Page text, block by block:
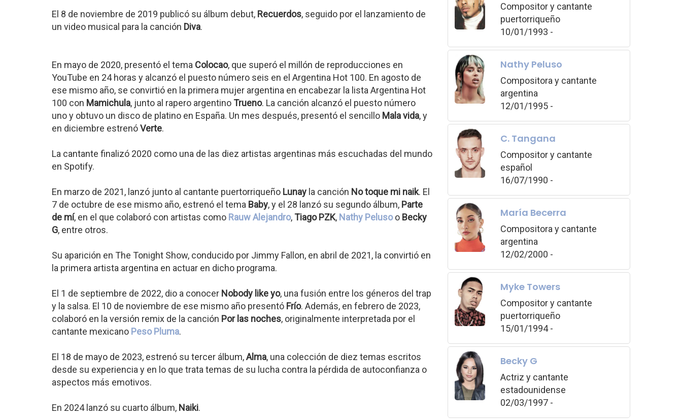
El 8 de noviembre de 2019 publicó su álbum debut, Recuerdos, seguido por el lanzamiento de
un video musical para la canción Diva.
En mayo de 2020, presentó el tema Colocao, que superó el millón de reproducciones en
YouTube en 24 horas y alcanzó el puesto número seis en el Argentina Hot 100. En agosto de
ese mismo año, se convirtió en la primera mujer argentina en encabezar la lista Argentina Hot
100 con Mamichula, junto al rapero argentino Trueno. La canción alcanzó el puesto número
uno y obtuvo un disco de platino en España. Un mes después, presentó el sencillo Mala vida, y
en diciembre estrenóVerte.
La cantante finalizó 2020 como una de las diez artistas argentinas más escuchadas del mundo
en Spotify.
En marzo de 2021, lanzó junto al cantante puertorriqueño Lunay la canción No toque mi naik. El
7 de octubre de ese mismo año, estrenó el tema Baby, y el 28 lanzó su segundo álbum, Parte
de mí, en el que colaboró con artistas como Rauw Alejandro, Tiago PZK, Nathy Pelusoo Becky
G, entre otros.
Su aparición en The Tonight Show, conducido por Jimmy Fallon, en abril de 2021, la convirtió en
la primera artista argentina en actuar en dicho programa.
El 1 de septiembre de 2022, dio a conocer Nobody like yo, una fusión entre los géneros del trap
y la salsa. El 10 de noviembre de ese mismo año presentó Frío. Además, en febrero de 2023,
colaboró en la versión remix de la canción Por las noches, originalmente interpretada por el
cantante mexicano Peso Pluma.
El 18 de mayo de 2023, estrenó su tercer álbum,Alma, una colección de diez temas escritos
desde su experiencia y en lo que trata temas de su lucha contra la pérdida de autoconfianza o
aspectos más emotivos.
En 2024 lanzó su cuarto álbum, Naiki.
Compositor y cantante
puertorriqueño
10/01/1993 -
Nathy Peluso
Compositora y cantante
argentina
12/01/1995 -
C. Tangana
Compositor y cantante
español
16/07/1990 -
María Becerra
Compositora y cantante
argentina
12/02/2000 -
Myke Towers
Compositor y cantante
puertorriqueño
15/01/1994 -
Becky G
Actriz y cantante
estadounidense
02/03/1997 -